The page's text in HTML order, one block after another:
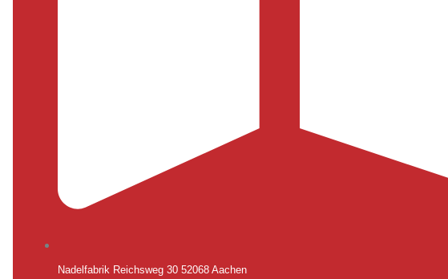
Nadelfabrik Reichsweg 30 52068 Aachen​